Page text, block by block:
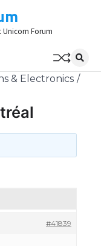
Unicorn Forum
& Electronics
#41839